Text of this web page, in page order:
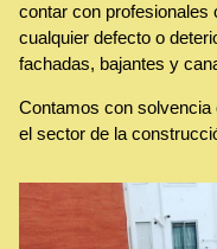
contar con profesionales
cualquier defecto o
fachadas, bajantes y
Contamos con
el sector de la